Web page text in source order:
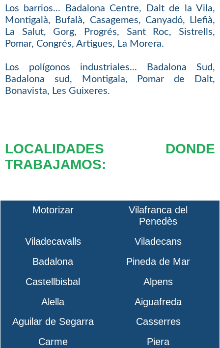
Los barrios... Badalona Centre, Dalt de la Vila,
Montigalà, Bufalà, Casagemes, Canyadó, Llefià,
La Salut, Gorg, Progrés, Sant Roc, Sistrells,
Pomar, Congrés, Artigues, La Morera.
Los polígonos industriales... Badalona Sud,
Badalona sud, Montigala, Pomar de Dalt,
Bonavista, Les Guixeres.
LOCALIDADES DONDE
TRABAJAMOS:
Motorizar
Vilafranca del
Penedès
Viladecavalls
Viladecans
Badalona
Pineda de Mar
Castellbisbal
Alpens
Alella
Aiguafreda
Aguilar de Segarra
Casserres
Carme
Piera